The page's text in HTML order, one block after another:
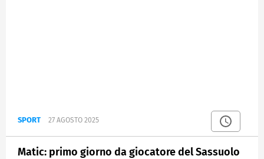
SPORT 27 AGOSTO 2025
Matic: primo giorno da giocatore del Sassuolo